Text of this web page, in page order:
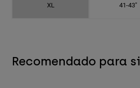
XL 41-43"
Recomendado para si